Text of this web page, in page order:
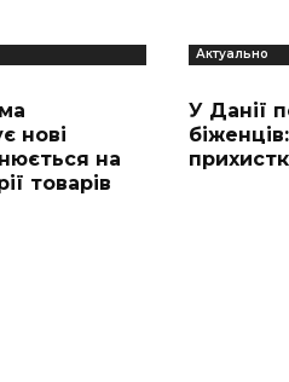
нові
на
товарів
Актуально
У Данії